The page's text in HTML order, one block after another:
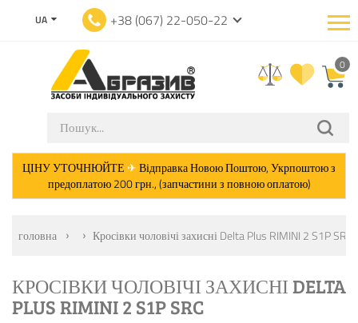
UA +38 (067) 22-050-22
0
ЦІНУ УТОЧНЮЙТЕ ✈Відправка Новою Поштою, Укрпоштою з
предоплатою 200 грн., (запчастини з повною оплатою)
головна Кросівки чоловічі захисні Delta Plus RIMINI 2 S1P SRC
КРОСІВКИ ЧОЛОВІЧІ ЗАХИСНІ DELTA
PLUS RIMINI 2 S1P SRC